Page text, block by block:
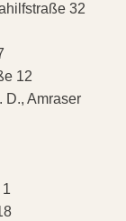
32
12
Amraser
1